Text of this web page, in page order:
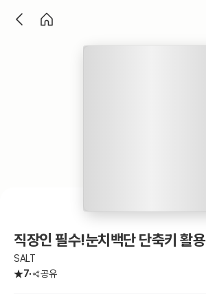
직장인 필수!눈치백단 단축키 활용
SALT
7
공유